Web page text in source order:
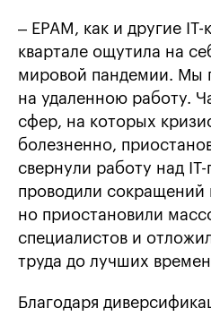
– EPAM, как и другие IТ-
квартале ощутила на
мировой пандемии. Мы
на удаленною работу.
сфер, на которых
болезненно,
свернули работу над
проводили сокращений
но приостановили
специалистов и
труда до лучших
Благодаря